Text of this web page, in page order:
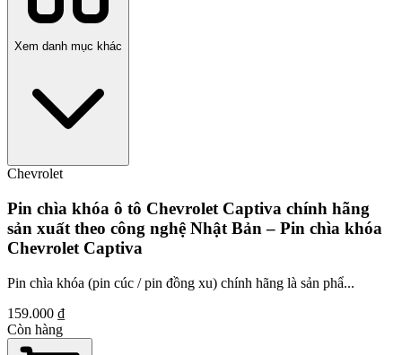
Xem danh mục khác
Chevrolet
Pin chìa khóa ô tô Chevrolet Captiva chính hãng
sản xuất theo công nghệ Nhật Bản – Pin chìa khóa
Chevrolet Captiva
Pin chìa khóa (pin cúc / pin đồng xu) chính hãng là sản phẩ...
159.000 ₫
Còn hàng